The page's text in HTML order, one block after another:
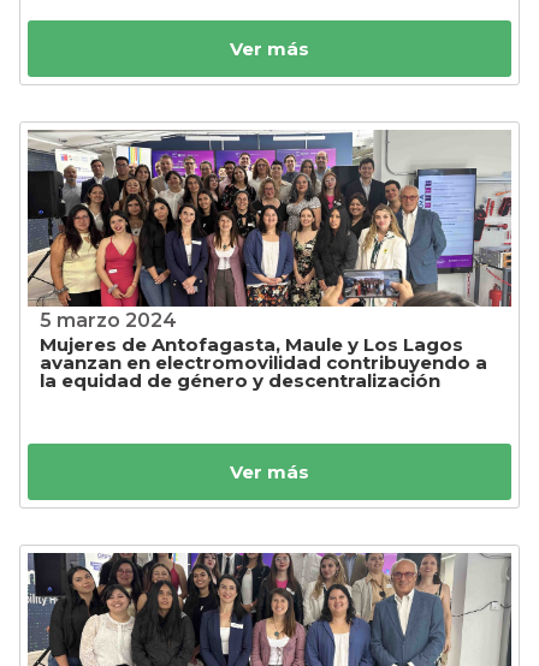
Ver más
5 marzo 2024
Mujeres de Antofagasta, Maule y Los Lagos
avanzan en electromovilidad contribuyendo a
la equidad de género y descentralización
Ver más